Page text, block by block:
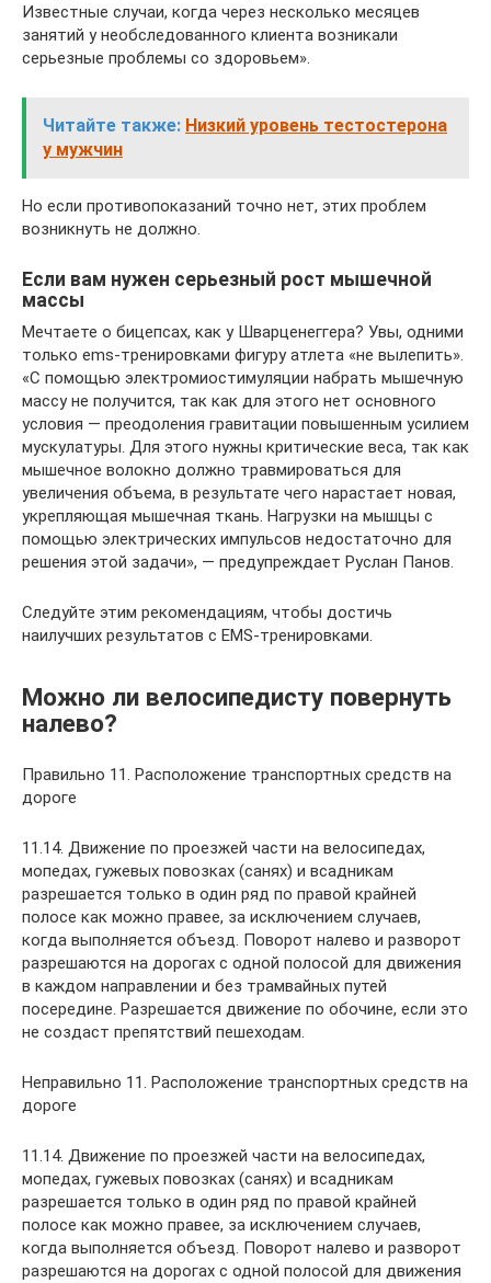
Известные случаи, когда через несколько месяцев
занятий у необследованного клиента возникали
серьезные проблемы со здоровьем».
Читайте также: Низкий уровень тестостерона
у мужчин
Но если противопоказаний точно нет, этих проблем
возникнуть не должно.
Если вам нужен серьезный рост мышечной
массы
Мечтаете о бицепсах, как у Шварценеггера? Увы, одними
только ems-тренировками фигуру атлета «не вылепить».
«С помощью электромиостимуляции набрать мышечную
массу не получится, так как для этого нет основного
условия — преодоления гравитации повышенным усилием
мускулатуры. Для этого нужны критические веса, так как
мышечное волокно должно травмироваться для
увеличения объема, в результате чего нарастает новая,
укрепляющая мышечная ткань. Нагрузки на мышцы с
помощью электрических импульсов недостаточно для
решения этой задачи», — предупреждает Руслан Панов.
Следуйте этим рекомендациям, чтобы достичь
наилучших результатов с EMS-тренировками.
Можно ли велосипедисту повернуть
налево?
Правильно 11. Расположение транспортных средств на
дороге
11.14. Движение по проезжей части на велосипедах,
мопедах, гужевых повозках (санях) и всадникам
разрешается только в один ряд по правой крайней
полосе как можно правее, за исключением случаев,
когда выполняется объезд. Поворот налево и разворот
разрешаются на дорогах с одной полосой для движения
в каждом направлении и без трамвайных путей
посередине. Разрешается движение по обочине, если это
не создаст препятствий пешеходам.
Неправильно 11. Расположение транспортных средств на
дороге
11.14. Движение по проезжей части на велосипедах,
мопедах, гужевых повозках (санях) и всадникам
разрешается только в один ряд по правой крайней
полосе как можно правее, за исключением случаев,
когда выполняется объезд. Поворот налево и разворот
разрешаются на дорогах с одной полосой для движения